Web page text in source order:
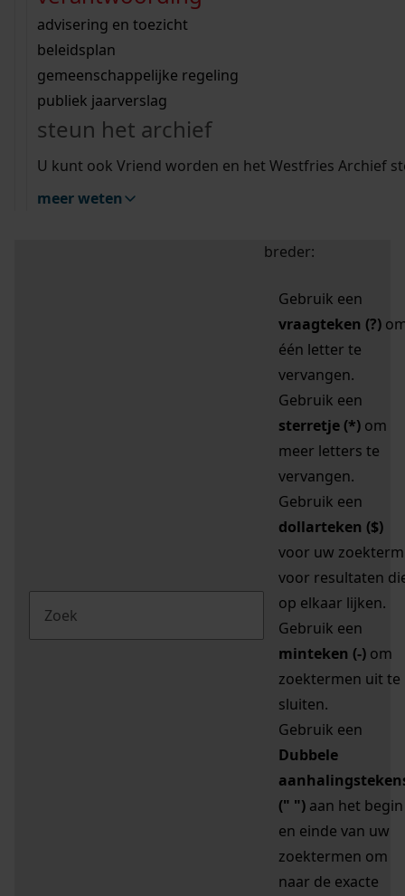
bouwvergunningen
omgevingsvergunningen
vergunningen
beeld en geluid
uitleg nodig?
Wij helpen u op weg met een aantal zoektips.
bekijk alle zoektips
Wij helpen u op weg met een aantal zoektips.
bekijk alle zoektips
bekijk ons geschiedenislokaal
advisering en toezicht
beleidsplan
gemeenschappelijke regeling
publiek jaarverslag
steun het archief
U kunt ook Vriend worden en het Westfries Archief
meer weten
zoektips
Mijn Studiezaal (inloggen)
uw zoekopdracht te
breder:
Gebruik een
vraagteken (?)
één letter te
vervangen.
Gebruik een
sterretje (*) om
meer letters te
vervangen.
Gebruik een
dollarteken ($)
voor uw zoekterm
voor resultaten
op elkaar lijken.
Gebruik een
minteken (-) om
zoektermen uit te
sluiten.
Gebruik een
Dubbele
(" ") aan het begin
en einde van uw
zoektermen om
naar de exacte